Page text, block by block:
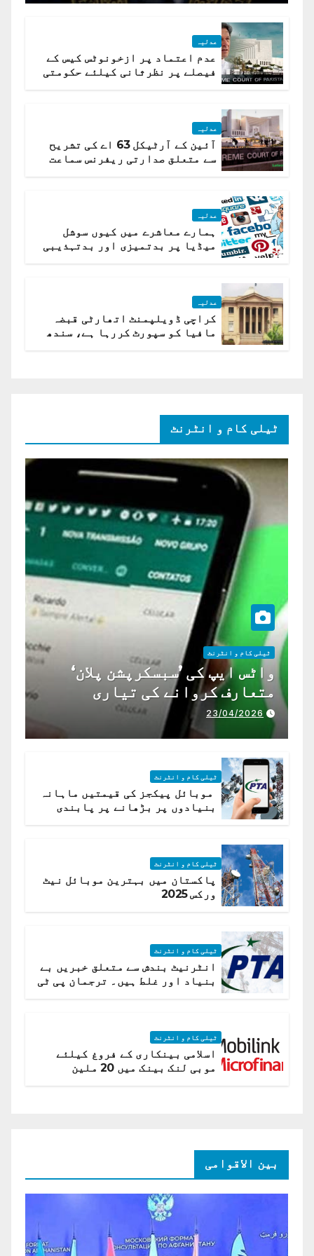
عدلیہ
عدم اعتماد پر ازخونوٹس کیس کے
فیصلے پر نظرثانی کیلئے حکومتی
عدلیہ
آئین کے آرٹیکل 63 اے کی تشریح
سے متعلق صدارتی ریفرنس سماعت
عدلیہ
ہمارے معاشرے میں کیوں سوشل
میڈیا پر بدتمیزی اور بدتہذیبی
عدلیہ
کراچی ڈویلپمنٹ اتھارٹی قبضہ
مافیا کو سپورٹ کررہا ہے، سندھ
ٹیلی کام و انٹرنٹ
ٹیلی کام و انٹرنٹ
واٹس ایپ کی ’سبسکرپشن پلان‘
متعارف کروانے کی تیاری
23/04/2026
ٹیلی کام و انٹرنٹ
موبائل پیکجز کی قیمتیں ماہانہ
بنیادوں پر بڑھانے پر پابندی
ٹیلی کام و انٹرنٹ
پاکستان میں بہترین موبائل نیٹ
ورکس 2025
ٹیلی کام و انٹرنٹ
انٹرنیٹ بندش سے متعلق خبریں بے
بنیاد اور غلط ہیں۔ ترجمان پی ٹی
ٹیلی کام و انٹرنٹ
اسلامی بینکاری کے فروغ کیلئے
موبی لنک بینک میں 20 ملین
بین الاقوامی